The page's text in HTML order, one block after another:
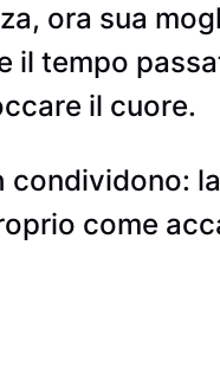
ora sua
tempo
il cuore.
condividono:
come